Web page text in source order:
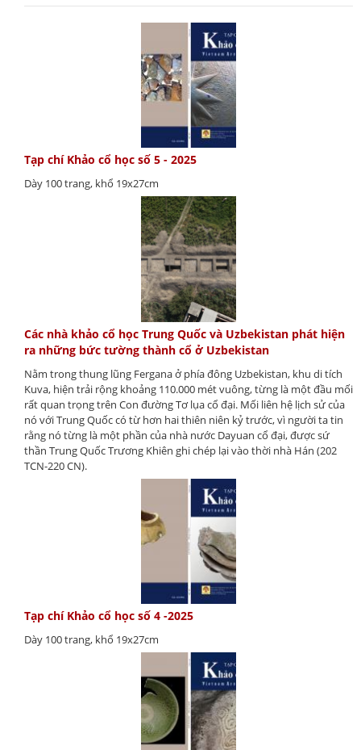
Tạp chí Khảo cổ học số 5 - 2025
Dày 100 trang, khổ 19x27cm
Các nhà khảo cổ học Trung Quốc và Uzbekistan phát hiện
ra những bức tường thành cổ ở Uzbekistan
Nằm trong thung lũng Fergana ở phía đông Uzbekistan, khu di tích
Kuva, hiện trải rộng khoảng 110.000 mét vuông, từng là một đầu mối
rất quan trọng trên Con đường Tơ lụa cổ đại. Mối liên hệ lịch sử của
nó với Trung Quốc có từ hơn hai thiên niên kỷ trước, vì người ta tin
rằng nó từng là một phần của nhà nước Dayuan cổ đại, được sứ
thần Trung Quốc Trương Khiên ghi chép lại vào thời nhà Hán (202
TCN-220 CN).
Tạp chí Khảo cổ học số 4 -2025
Dày 100 trang, khổ 19x27cm